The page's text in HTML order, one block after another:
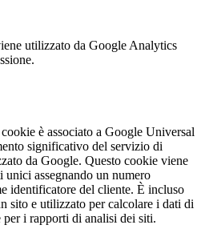
utilizzato da Google Analytics
è associato a Google Universal
significativo del servizio di
da Google. Questo cookie viene
assegnando un numero
identificatore del cliente. È incluso
sito e utilizzato per calcolare i dati di
per i rapporti di analisi dei siti.